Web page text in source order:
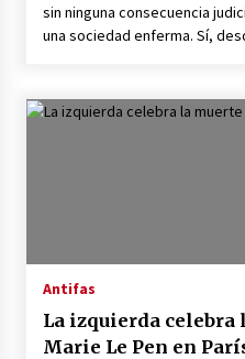
Irene
Abascal y
Los
sin ninguna consecuencia
una sociedad enferma. Sí,
Antifas
La izquierda celebra
Marie Le Pen en